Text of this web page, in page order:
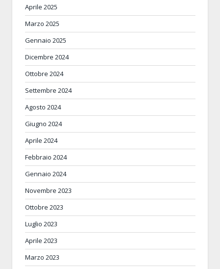
Aprile 2025
Marzo 2025
Gennaio 2025
Dicembre 2024
Ottobre 2024
Settembre 2024
Agosto 2024
Giugno 2024
Aprile 2024
Febbraio 2024
Gennaio 2024
Novembre 2023
Ottobre 2023
Luglio 2023
Aprile 2023
Marzo 2023